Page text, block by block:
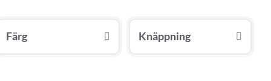
Färg Knäppning